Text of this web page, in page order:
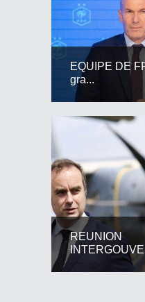
EQUIPE DE
gra...
REUNION